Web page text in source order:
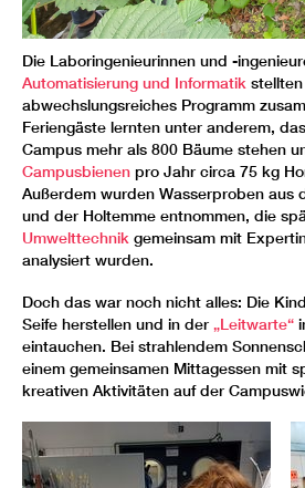
Die Laboringenieurinnen und -
Automatisierung und Informatik
abwechslungsreiches Programm
Feriengäste lernten unter anderem,
Campus mehr als 800 Bäume stehen
Campusbienen pro Jahr circa 75 kg
Außerdem wurden Wasserproben aus
und der Holtemme entnommen, die
Umwelttechnik gemeinsam mit
analysiert wurden.
Doch das war noch nicht alles: Die
Seife herstellen und in der „Leitwarte“
eintauchen. Bei strahlendem
einem gemeinsamen Mittagessen mit
kreativen Aktivitäten auf der